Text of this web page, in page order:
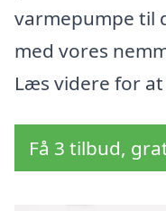
varmepumpe til
med vores
Læs videre for
Få 3 tilbud,